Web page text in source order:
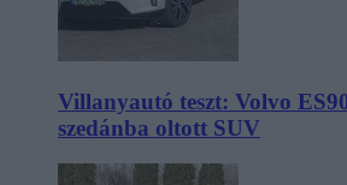
Villanyautó teszt: Volvo
szedánba oltott SUV